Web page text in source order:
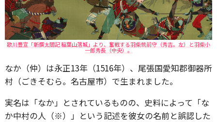
歌川豊宣「新撰太閤記 稲葉山落城」より、奮戦する羽柴筑前守（秀吉。左）と羽柴小
一郎秀長（中央）。
なか（仲）は永正13年（1516年）、尾張国愛知郡御器所
村（ごきそむら。名古屋市）で生まれました。
実名は「なか」とされているものの、史料によって「な
か中村の人（※）」という記述を彼女の名前と誤認した